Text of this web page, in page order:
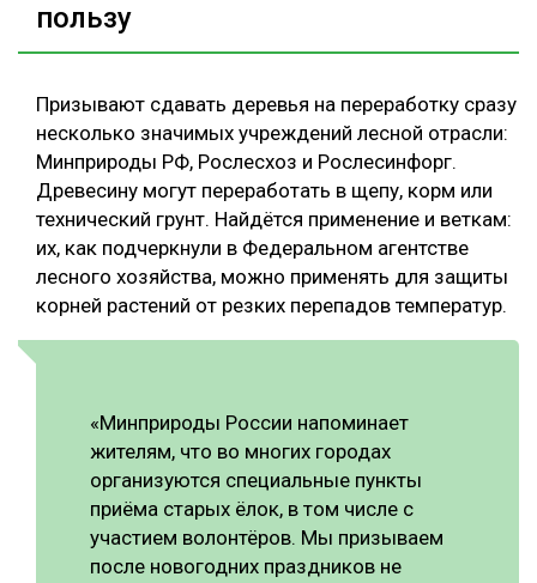
пользу
Призывают сдавать деревья на переработку сразу
несколько значимых учреждений лесной отрасли:
Минприроды РФ, Рослесхоз и Рослесинфорг.
Древесину могут переработать в щепу, корм или
технический грунт. Найдётся применение и веткам:
их, как подчеркнули в Федеральном агентстве
лесного хозяйства, можно применять для защиты
корней растений от резких перепадов температур.
«Минприроды России напоминает
жителям, что во многих городах
организуются специальные пункты
приёма старых ёлок, в том числе с
участием волонтёров. Мы призываем
после новогодних праздников не